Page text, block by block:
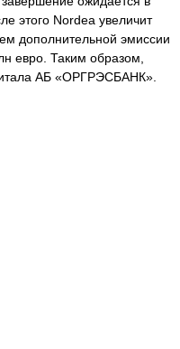
этого Nordea увеличит
дополнительной эмиссии
евро. Таким образом,
АБ «ОРГРЭСБАНК».